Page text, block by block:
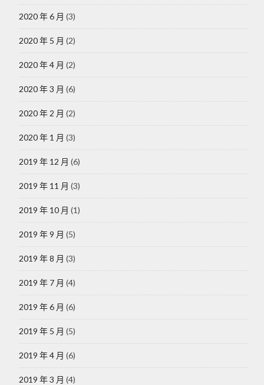
2020 年 6 月 (3)
2020 年 5 月 (2)
2020 年 4 月 (2)
2020 年 3 月 (6)
2020 年 2 月 (2)
2020 年 1 月 (3)
2019 年 12 月 (6)
2019 年 11 月 (3)
2019 年 10 月 (1)
2019 年 9 月 (5)
2019 年 8 月 (3)
2019 年 7 月 (4)
2019 年 6 月 (6)
2019 年 5 月 (5)
2019 年 4 月 (6)
2019 年 3 月 (4)